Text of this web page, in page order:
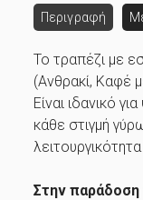
Περιγραφή
Το τραπέζι με
(Ανθρακί, Καφέ
Eίναι ιδανικό
κάθε στιγμή
Στην παράδοση